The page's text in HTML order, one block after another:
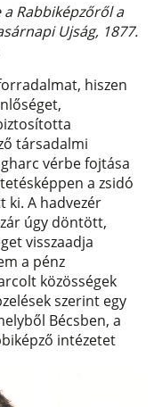
Rabbiképzőről a
Ujság, 1877.
hiszen
társadalmi
vérbe fojtása
a zsidó
ki. A hadvezér
úgy döntött,
visszaadja
a pénz
közösségek
szerint egy
Bécsben, a
intézetet